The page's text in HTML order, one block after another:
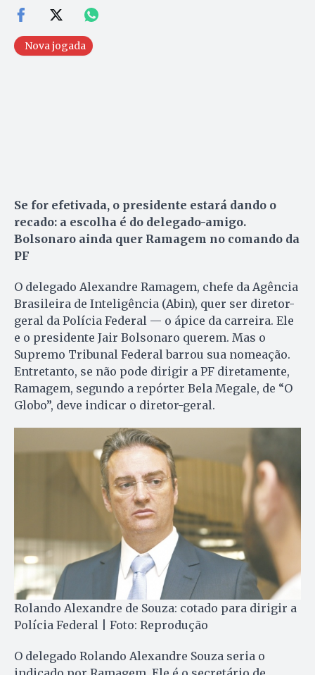
Nova jogada
Se for efetivada, o presidente estará dando o
recado: a escolha é do delegado-amigo.
Bolsonaro ainda quer Ramagem no comando da
PF
O delegado Alexandre Ramagem, chefe da Agência
Brasileira de Inteligência (Abin), quer ser diretor-
geral da Polícia Federal — o ápice da carreira. Ele
e o presidente Jair Bolsonaro querem. Mas o
Supremo Tribunal Federal barrou sua nomeação.
Entretanto, se não pode dirigir a PF diretamente,
Ramagem, segundo a repórter Bela Megale, de “O
Globo”, deve indicar o diretor-geral.
Rolando Alexandre de Souza: cotado para dirigir a
Polícia Federal | Foto: Reprodução
O delegado Rolando Alexandre Souza seria o